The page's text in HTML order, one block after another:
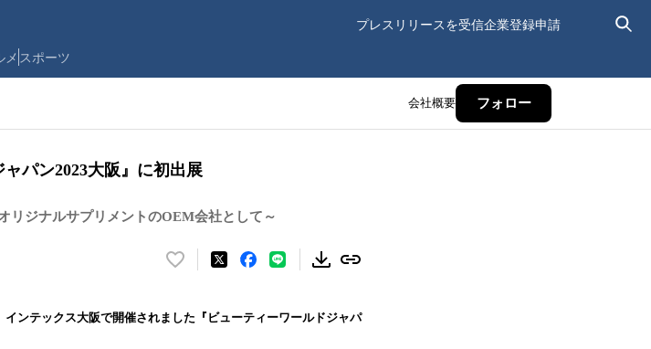
プレスリリースを受信企業登録申請
メ スポーツ
会社概要 フォロー
パン2023大阪』に初出展
リジナルサプリメントのOEM会社として～
い
！
ンテックス大阪で開催されました『ビューティーワールドジャパ